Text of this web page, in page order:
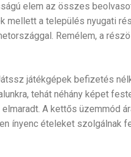
elem az összes
a település nyugati
Remélem, a
játékgépek befizetés
tehát néhány képet
A kettős üzemmód
ínyenc ételeket szolgálnak